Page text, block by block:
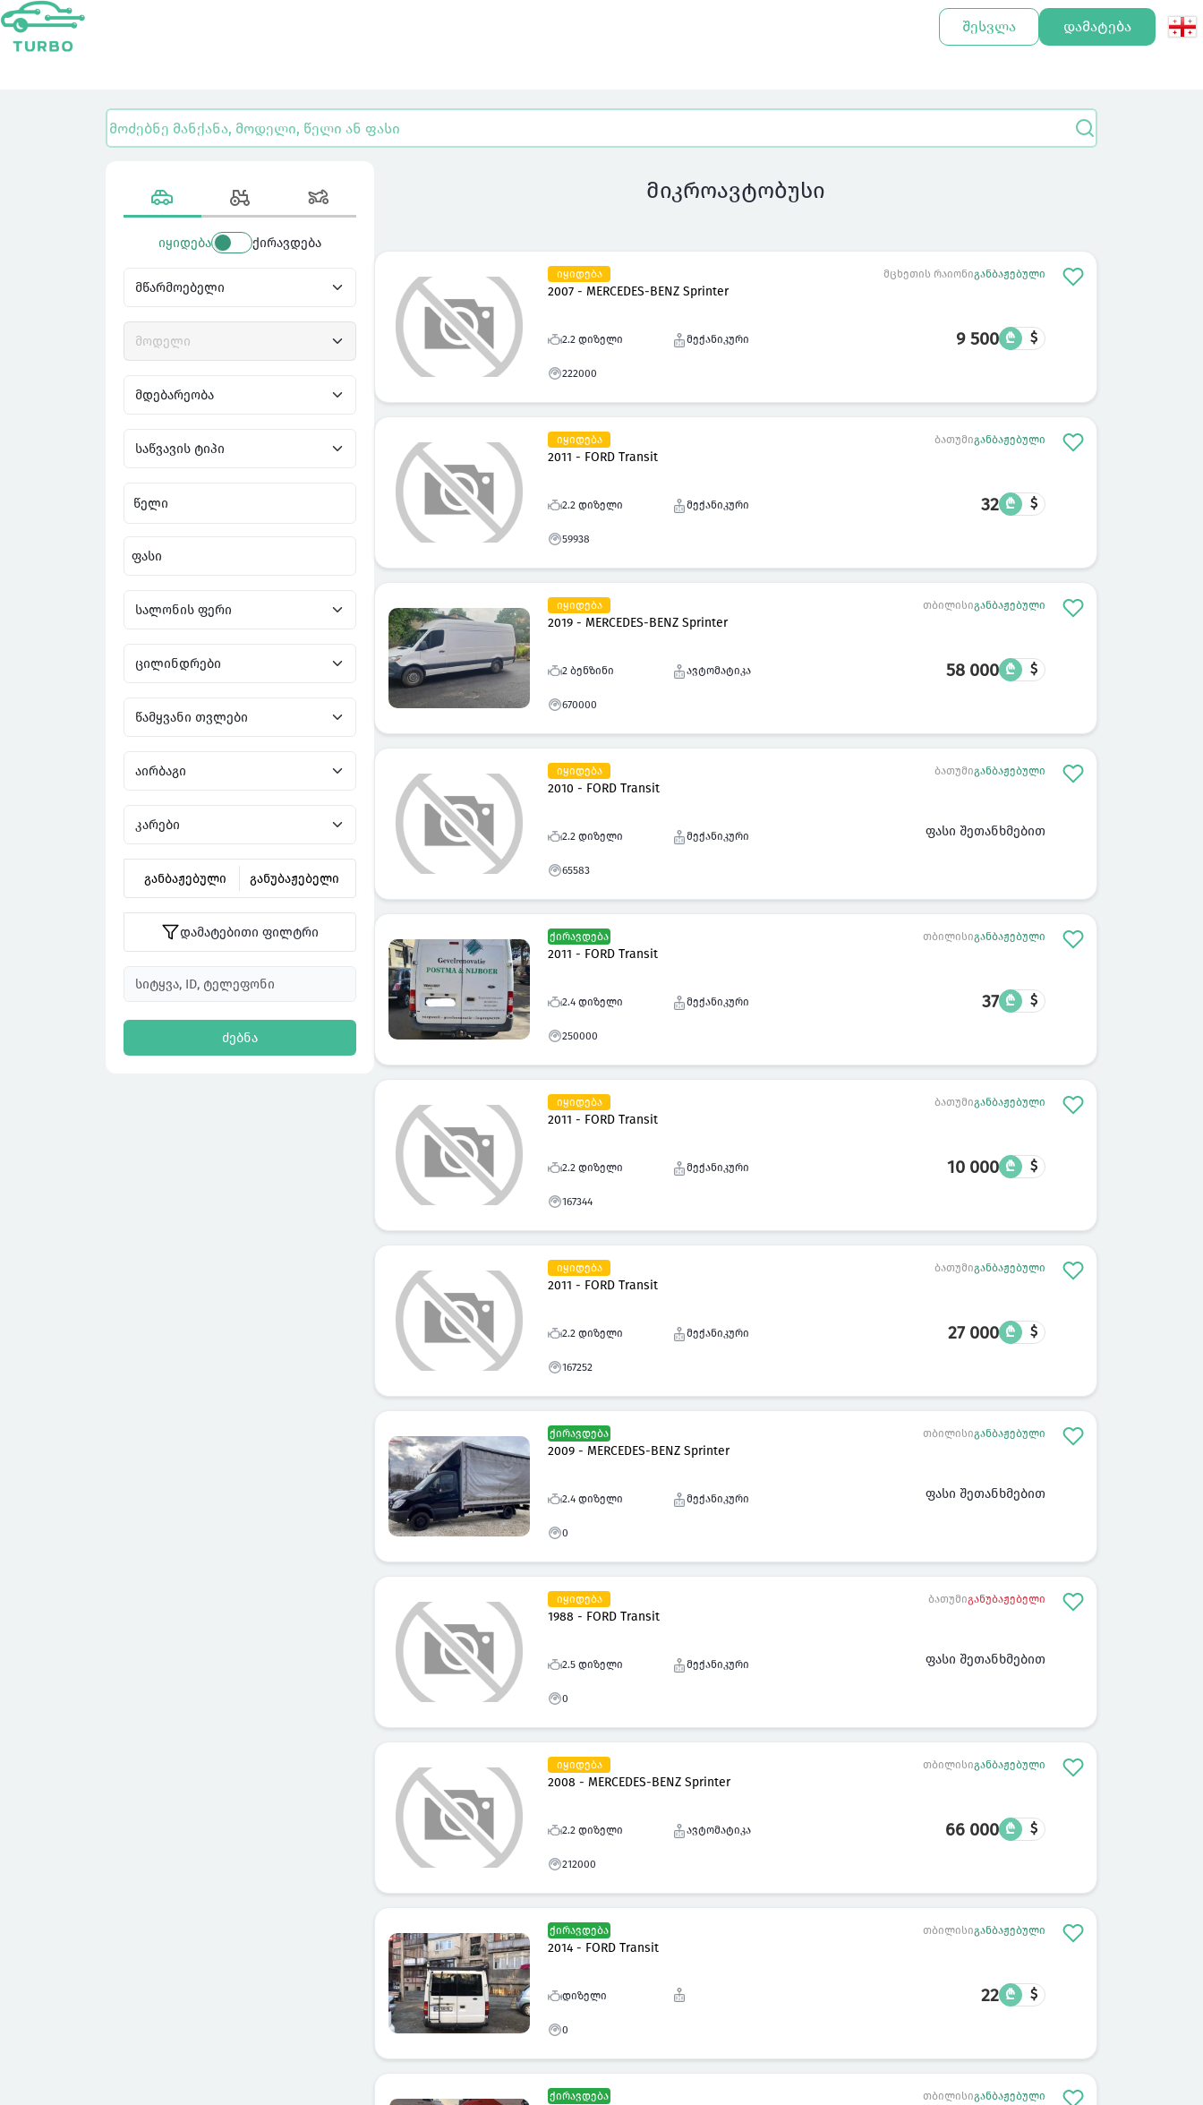
შესვლა დამატება
იყიდება ქირავდება
წელი
ფასი
განბაჟებული განუბაჟებელი
დამატებითი ფილტრი
ძებნა
მიკროავტობუსი
იყიდება
2007 - MERCEDES-BENZ Sprinter
მცხეთის რაიონიგანბაჟებული
2.2 დიზელი
222000
მექანიკური 9 500 ₾ $
იყიდება
2011 - FORD Transit
ბათუმიგანბაჟებული
2.2 დიზელი
59938
მექანიკური 32 ₾ $
იყიდება
2019 - MERCEDES-BENZ Sprinter
თბილისიგანბაჟებული
2 ბენზინი
670000
ავტომატიკა 58 000 ₾ $
იყიდება
2010 - FORD Transit
ბათუმიგანბაჟებული
2.2 დიზელი
65583
მექანიკური ფასი შეთანხმებით
ქირავდება
2011 - FORD Transit
თბილისიგანბაჟებული
2.4 დიზელი
250000
მექანიკური 37 ₾ $
იყიდება
2011 - FORD Transit
ბათუმიგანბაჟებული
2.2 დიზელი
167344
მექანიკური 10 000 ₾ $
იყიდება
2011 - FORD Transit
ბათუმიგანბაჟებული
2.2 დიზელი
167252
მექანიკური 27 000 ₾ $
ქირავდება
2009 - MERCEDES-BENZ Sprinter
თბილისიგანბაჟებული
2.4 დიზელი
0
მექანიკური ფასი შეთანხმებით
იყიდება
1988 - FORD Transit
ბათუმიგანუბაჟებელი
2.5 დიზელი
0
მექანიკური ფასი შეთანხმებით
იყიდება
2008 - MERCEDES-BENZ Sprinter
თბილისიგანბაჟებული
2.2 დიზელი
212000
ავტომატიკა 66 000 ₾ $
ქირავდება
2014 - FORD Transit
თბილისიგანბაჟებული
დიზელი
0
22 ₾ $
ქირავდება თბილისიგანბაჟებული